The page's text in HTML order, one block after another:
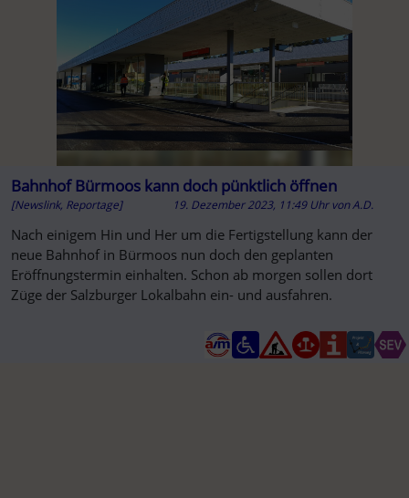
Bahnhof Bürmoos kann doch pünktlich öffnen
[Newslink, Reportage] 19. Dezember 2023, 11:49 Uhr vonA.D.
Nach einigem Hin und Her um die Fertigstellung kann der
neue Bahnhof in Bürmoos nun doch den geplanten
Eröffnungstermin einhalten. Schon ab morgen sollen dort
Züge der Salzburger Lokalbahn ein- und ausfahren.